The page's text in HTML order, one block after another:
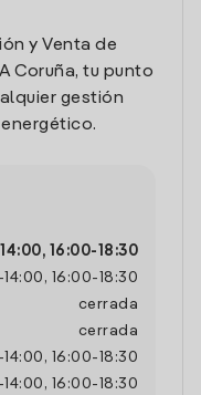
y Venta de
Coruña, tu punto
gestión
14:00, 16:00- 18:30
- 14:00 , 16:00- 18:30
cerrada
cerrada
- 14:00 , 16:00- 18:30
- 14:00 , 16:00- 18:30